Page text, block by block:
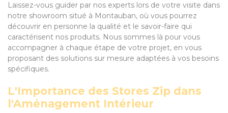
Laissez-vous guider par nos experts lors de votre visite dans
notre showroom situé à Montauban, où vous pourrez
découvrir en personne la qualité et le savoir-faire qui
caractérisent nos produits. Nous sommes là pour vous
accompagner à chaque étape de votre projet, en vous
proposant des solutions sur mesure adaptées à vos besoins
spécifiques.
L'Importance des Stores Zip dans
l'Aménagement Intérieur